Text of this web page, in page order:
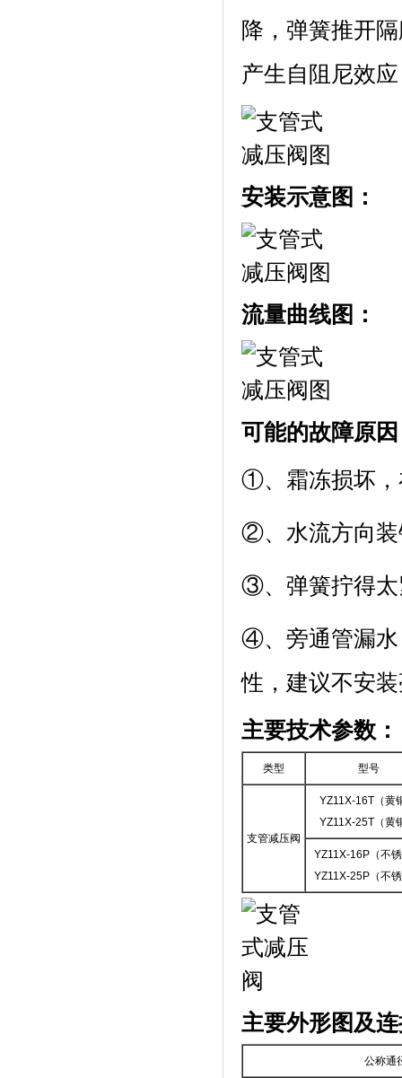
降，弹簧推开
产生自阻尼效
安装示意图：
流量曲线图：
可能的故障原
①、霜冻损坏，
②、水流方向装
③、弹簧拧得太
④、旁通管漏水
性，建议不安
主要技术参数：
类型 型号
支管减压阀
YZ11X-16T（黄
YZ11X-25T（黄
YZ11X-16P（不
YZ11X-25P（不
主要外形图及
公称通